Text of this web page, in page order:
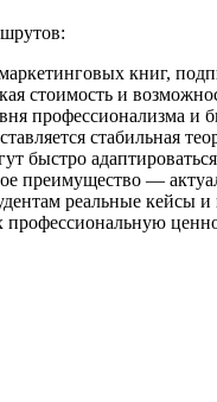
книг,
стоимость и
профессионализма и
стабильная
быстро
преимущество —
реальные кейсы